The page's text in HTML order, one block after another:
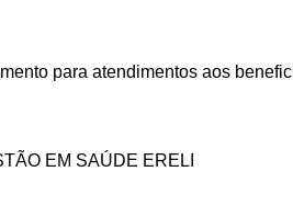
para atendimentos aos
EM SAÚDE ERELI